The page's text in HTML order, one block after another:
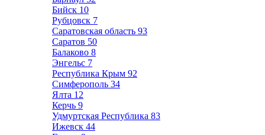
Бийск 10
Рубцовск 7
Саратовская область 93
Саратов 50
Балаково 8
Энгельс 7
Республика Крым 92
Симферополь 34
Ялта 12
Керчь 9
Удмуртская Республика 83
Ижевск 44